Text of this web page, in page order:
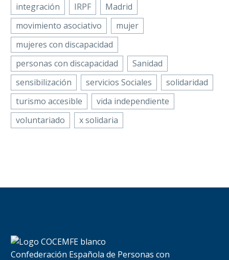
integración
IRPF
Madrid
movimiento asociativo
mujer
mujeres con discapacidad
personas con discapacidad
Sanidad
sensibilización
servicios Sociales
solidaridad
turismo accesible
vida independiente
voluntariado
x solidaria
Confederación Española de Personas con